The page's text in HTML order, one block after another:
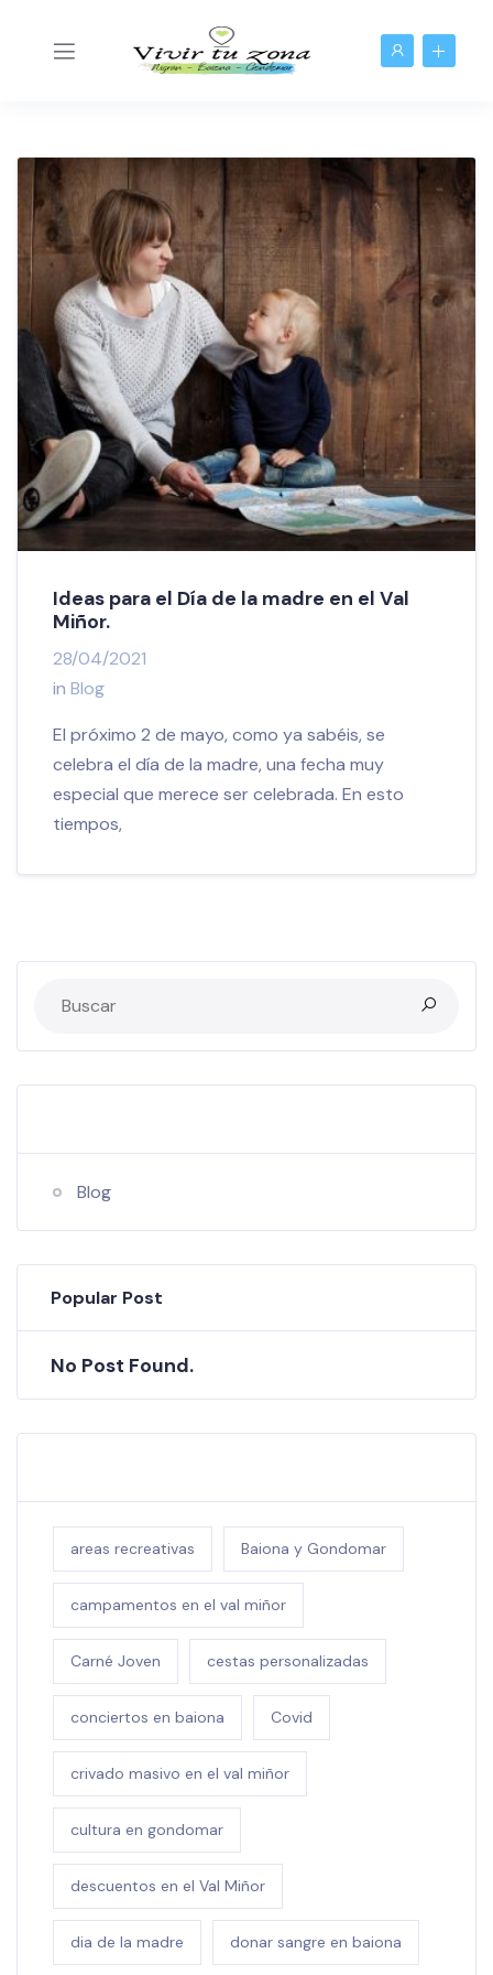
Ideas para el Día de la madre en el Val
Miñor.
28/04/2021
in Blog
El próximo 2 de mayo, como ya sabéis, se
celebra el día de la madre, una fecha muy
especial que merece ser celebrada. En esto
tiempos,
Blog
Popular Post
No Post Found.
areas recreativas Baiona y Gondomar
campamentos en el val miñor
Carné Joven cestas personalizadas
conciertos en baiona Covid
crivado masivo en el val miñor
cultura en gondomar
descuentos en el Val Miñor
dia de la madre donar sangre en baiona